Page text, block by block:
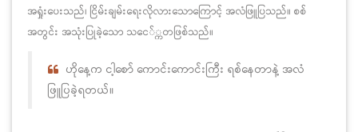
အရှုံးပေးသည်၊ ငြိမ်းချမ်းရေးလိုလားသောကြောင့် အလံဖြူပြသည်။ စစ်
အတွင်း အသုံးပြုခဲ့သော သငေ်္ကတဖြစ်သည်။
ဟိုနေ့က ငါ့စော် ကောင်းကောင်းကြီး ရစ်နေတာနဲ့ အလံ
ဖြူပြခဲ့ရတယ်။